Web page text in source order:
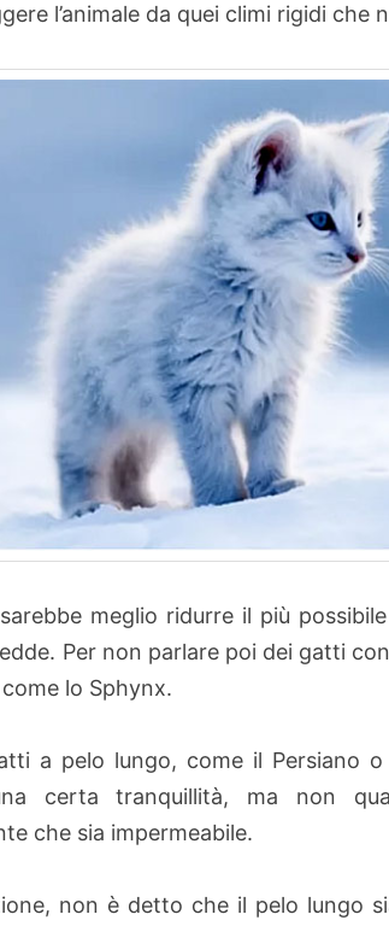
l’animale da quei climi rigidi che
meglio ridurre il più
Per non parlare poi dei gatti
lo Sphynx.
a pelo lungo, come il Persiano
certa tranquillità, ma non
che sia impermeabile.
non è detto che il pelo lungo